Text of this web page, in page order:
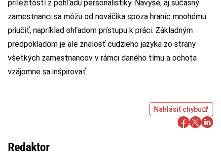
príležitostí z pohľadu personalistiky. Navyše, aj súčasný
zamestnanci sa môžu od nováčika spoza hraníc mnohému
priučiť, napríklad ohľadom prístupu k práci. Základným
predpokladom je ale znalosť cudzieho jazyka zo strany
všetkých zamestnancov v rámci daného tímu a ochota
vzájomne sa inšpirovať.
Nahlásiť chybu
Redaktor